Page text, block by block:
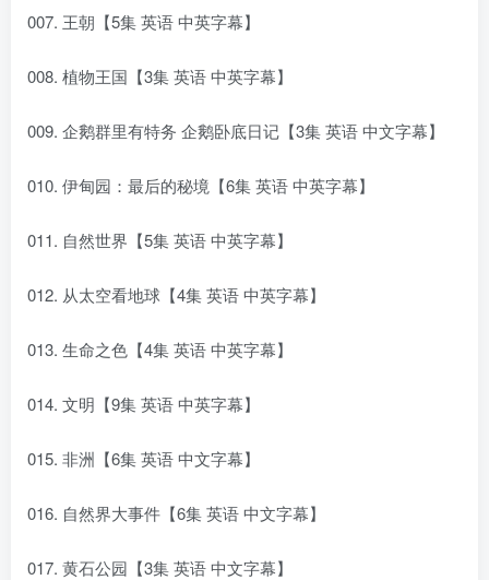
007. 王朝【5集 英语 中英字幕】
008. 植物王国【3集 英语 中英字幕】
009. 企鹅群里有特务 企鹅卧底日记【3集 英语 中文字幕】
010. 伊甸园：最后的秘境【6集 英语 中英字幕】
011. 自然世界【5集 英语 中英字幕】
012. 从太空看地球【4集 英语 中英字幕】
013. 生命之色【4集 英语 中英字幕】
014. 文明【9集 英语 中英字幕】
015. 非洲【6集 英语 中文字幕】
016. 自然界大事件【6集 英语 中文字幕】
017. 黄石公园【3集 英语 中文字幕】